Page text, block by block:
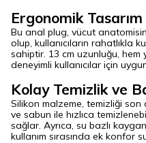
Ergonomik Tasarım
Bu anal plug, vücut
olup, kullanıcıların rahatlıkla
sahiptir. 13 cm uzunluğu,
deneyimli kullanıcılar için
Kolay Temizlik ve
Silikon malzeme, temizliği son
ve sabun ile hızlıca
sağlar. Ayrıca, su bazlı
kullanım sırasında ek konfor